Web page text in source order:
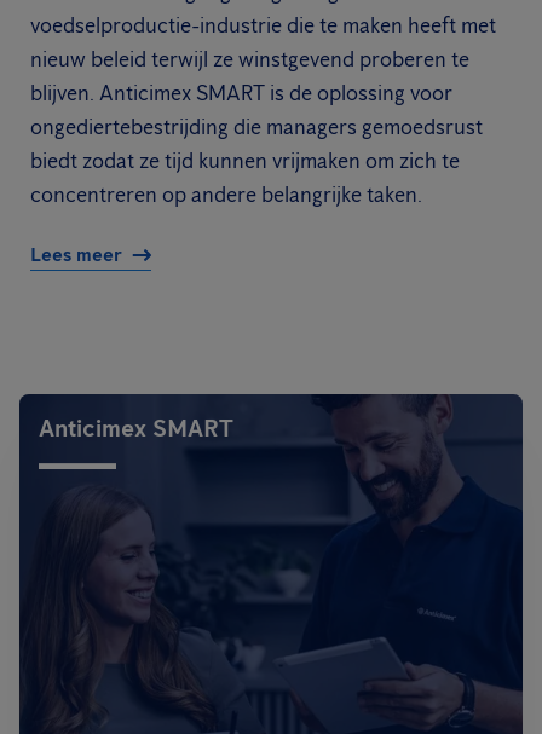
voedselproductie-industrie die te maken heeft met
nieuw beleid terwijl ze winstgevend proberen te
blijven. Anticimex SMART is de oplossing voor
ongediertebestrijding die managers gemoedsrust
biedt zodat ze tijd kunnen vrijmaken om zich te
concentreren op andere belangrijke taken.
Lees meer
Anticimex SMART